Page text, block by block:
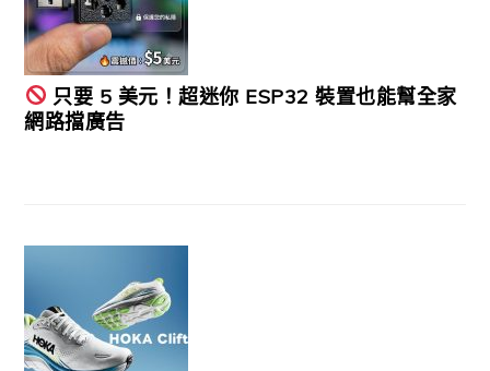
只要 5 美元！超迷你 ESP32 裝置也能幫全家
網路擋廣告